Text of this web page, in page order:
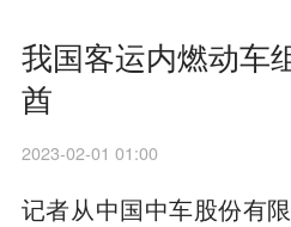
我国客运内燃动车
酋
2023-02-01 01:00
记者从中国中车股份有